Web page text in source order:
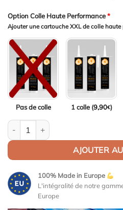
Option Colle Haute Performance*
Ajouter une cartouche XXL de colle haute
Pas de colle 1 colle (9,90€)
quantité de Aileron / Becquet
AJOUTER
100% Made in Europe
L'intégralité de notre
Europe